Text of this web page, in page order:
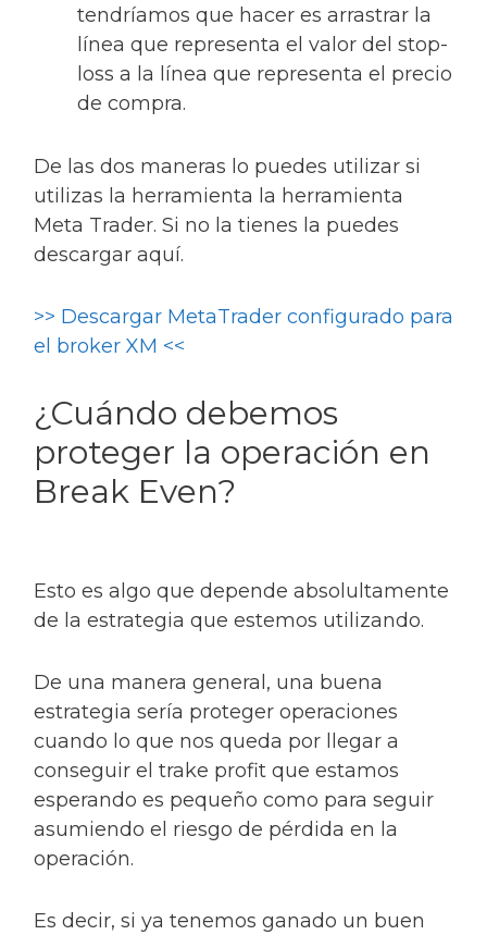
tendríamos que hacer es arrastrar la
línea que representa el valor del stop-
loss a la línea que representa el precio
de compra.
De las dos maneras lo puedes utilizar si
utilizas la herramienta la herramienta
Meta Trader. Si no la tienes la puedes
descargar aquí.
>> Descargar MetaTrader configurado para
el broker XM <<
¿Cuándo debemos
proteger la operación en
Break Even?
Esto es algo que depende absolultamente
de la estrategia que estemos utilizando.
De una manera general, una buena
estrategia sería proteger operaciones
cuando lo que nos queda por llegar a
conseguir el trake profit que estamos
esperando es pequeño como para seguir
asumiendo el riesgo de pérdida en la
operación.
Es decir, si ya tenemos ganado un buen